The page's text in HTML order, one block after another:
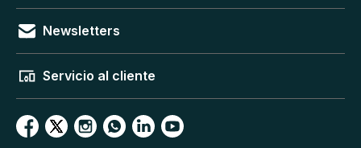
Newsletters
Servicio al cliente